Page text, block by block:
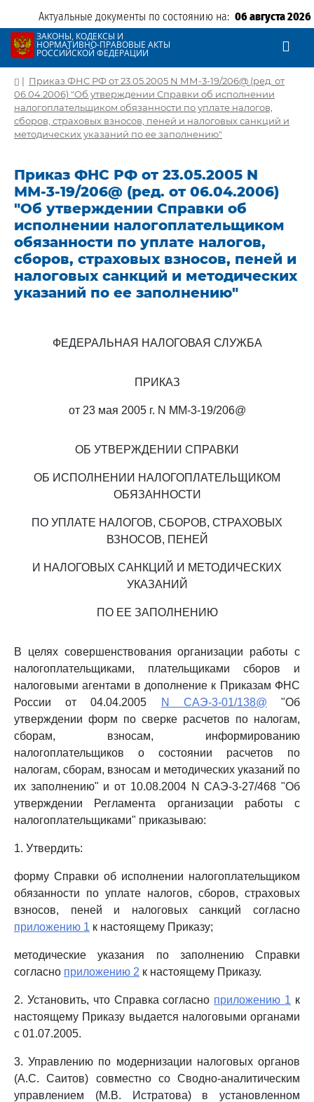
Актуальные документы по состоянию на: 06 августа 2026
ЗАКОНЫ, КОДЕКСЫ И
НОРМАТИВНО-ПРАВОВЫЕ АКТЫ
РОССИЙСКОЙ ФЕДЕРАЦИИ
| Приказ ФНС РФ от 23.05.2005 N ММ-3-19/206@ (ред. от
06.04.2006) "Об утверждении Справки об исполнении
налогоплательщиком обязанности по уплате налогов,
сборов, страховых взносов, пеней и налоговых санкций и
методических указаний по ее заполнению"
Приказ ФНС РФ от 23.05.2005 N
ММ-3-19/206@ (ред. от 06.04.2006)
"Об утверждении Справки об
исполнении налогоплательщиком
обязанности по уплате налогов,
сборов, страховых взносов, пеней и
налоговых санкций и методических
указаний по ее заполнению"
ФЕДЕРАЛЬНАЯ НАЛОГОВАЯ СЛУЖБА
ПРИКАЗ
от 23 мая 2005 г. N ММ-3-19/206@
ОБ УТВЕРЖДЕНИИ СПРАВКИ
ОБ ИСПОЛНЕНИИ НАЛОГОПЛАТЕЛЬЩИКОМ
ОБЯЗАННОСТИ
ПО УПЛАТЕ НАЛОГОВ, СБОРОВ, СТРАХОВЫХ
ВЗНОСОВ, ПЕНЕЙ
И НАЛОГОВЫХ САНКЦИЙ И МЕТОДИЧЕСКИХ
УКАЗАНИЙ
ПО ЕЕ ЗАПОЛНЕНИЮ
В целях совершенствования организации работы с
налогоплательщиками, плательщиками сборов и
налоговыми агентами в дополнение к Приказам ФНС
России от 04.04.2005
N САЭ-3-01/138@ "Об
утверждении форм по сверке расчетов по налогам,
сборам, взносам, информированию
налогоплательщиков о состоянии расчетов по
налогам, сборам, взносам и методических указаний по
их заполнению" и от 10.08.2004 N САЭ-3-27/468 "Об
утверждении Регламента организации работы с
налогоплательщиками" приказываю:
1. Утвердить:
форму Справки об исполнении налогоплательщиком
обязанности по уплате налогов, сборов, страховых
взносов, пеней и налоговых санкций согласно
приложению 1 к настоящему Приказу;
методические указания по заполнению Справки
согласно приложению 2 к настоящему Приказу.
2. Установить, что Справка согласно приложению 1 к
настоящему Приказу выдается налоговыми органами
с 01.07.2005.
3. Управлению по модернизации налоговых органов
(А.С. Саитов) совместно со Сводно-аналитическим
управлением (М.В. Истратова) в установленном